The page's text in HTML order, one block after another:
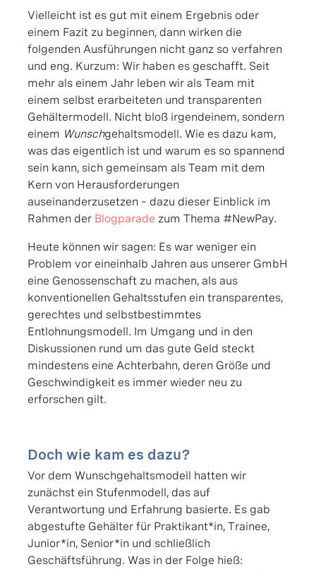
Vielleicht ist es gut mit einem Ergebnis oder
einem Fazit zu beginnen, dann wirken die
folgenden Ausführungen nicht ganz so verfahren
und eng. Kurzum: Wir haben es geschafft. Seit
mehr als einem Jahr leben wir als Team mit
einem selbst erarbeiteten und transparenten
Gehältermodell. Nicht bloß irgendeinem, sondern
einem Wunschgehaltsmodell. Wie es dazu kam,
was das eigentlich ist und warum es so spannend
sein kann, sich gemeinsam als Team mit dem
Kern von Herausforderungen
auseinanderzusetzen – dazu dieser Einblick im
Rahmen der Blogparade zum Thema #NewPay.
Heute können wir sagen: Es war weniger ein
Problem vor eineinhalb Jahren aus unserer GmbH
eine Genossenschaft zu machen, als aus
konventionellen Gehaltsstufen ein transparentes,
gerechtes und selbstbestimmtes
Entlohnungsmodell. Im Umgang und in den
Diskussionen rund um das gute Geld steckt
mindestens eine Achterbahn, deren Größe und
Geschwindigkeit es immer wieder neu zu
erforschen gilt.
Doch wie kam es dazu?
Vor dem Wunschgehaltsmodell hatten wir
zunächst ein Stufenmodell, das auf
Verantwortung und Erfahrung basierte. Es gab
abgestufte Gehälter für Praktikant*in, Trainee,
Junior*in, Senior*in und schließlich
Geschäftsführung. Was in der Folge hieß: